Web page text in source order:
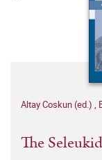
Altay Coskun (ed.) ,
The